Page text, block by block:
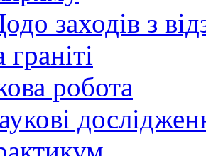
заходів з
граніті
робота